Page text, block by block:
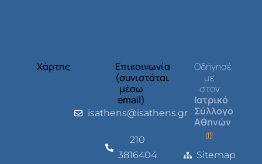
Χάρτης
Επικοινωνία
(συνιστάται
μέσω
email)
isathens@isathens.gr
210
3816404
Οδήγησέ
με
στον
Ιατρικό
Σύλλογο
Αθηνών
Sitemap